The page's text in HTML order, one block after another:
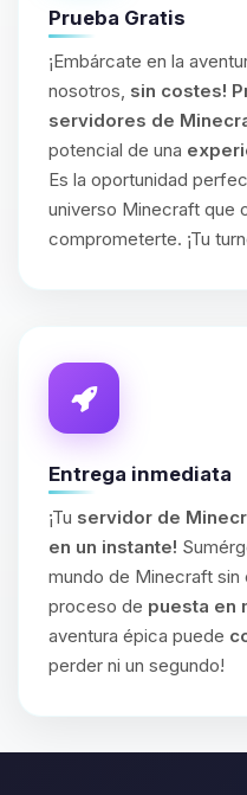
Prueba Gratis
¡Embárcate en la
nosotros, sin costes!
servidores de
potencial de una
Es la oportunidad
universo Minecraft que
comprometerte. ¡Tu
Entrega inmediata
¡Tu servidor de
en un instante!
mundo de Minecraft sin
proceso de puesta en
aventura épica puede
perder ni un segundo!